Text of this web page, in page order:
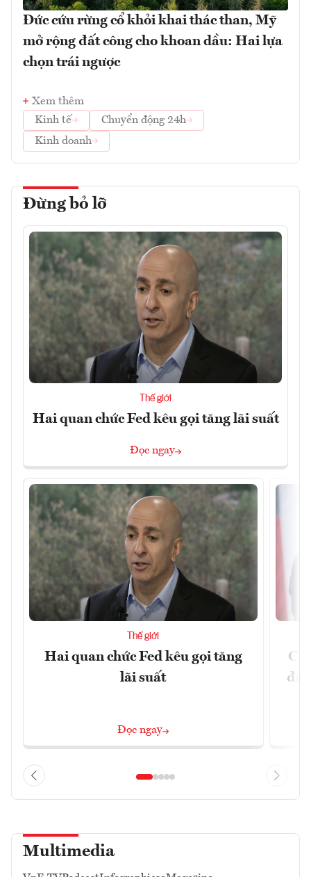
Đức cứu rừng cổ khỏi khai thác than, Mỹ
mở rộng đất công cho khoan dầu: Hai lựa
chọn trái ngược
Xem thêm
Kinh tế
Chuyển động 24h
Kinh doanh
Đừng bỏ lỡ
Thế giới
Hai quan chức Fed kêu gọi tăng lãi suất
Đọc ngay
Thế giới
Hai quan chức Fed kêu gọi tăng
lãi suất
Đọc ngay
đã
Multimedia